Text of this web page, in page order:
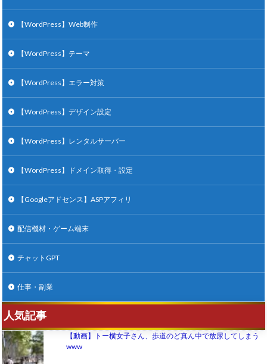
【WordPress】Web制作
【WordPress】テーマ
【WordPress】エラー対策
【WordPress】デザイン設定
【WordPress】レンタルサーバー
【WordPress】ドメイン取得・設定
【Googleアドセンス】ASPアフィリ
配信機材・ゲーム端末
チャットGPT
仕事・副業
人気記事
【動画】トー横女子さん、歩道のど真ん中で放尿してしまう
www